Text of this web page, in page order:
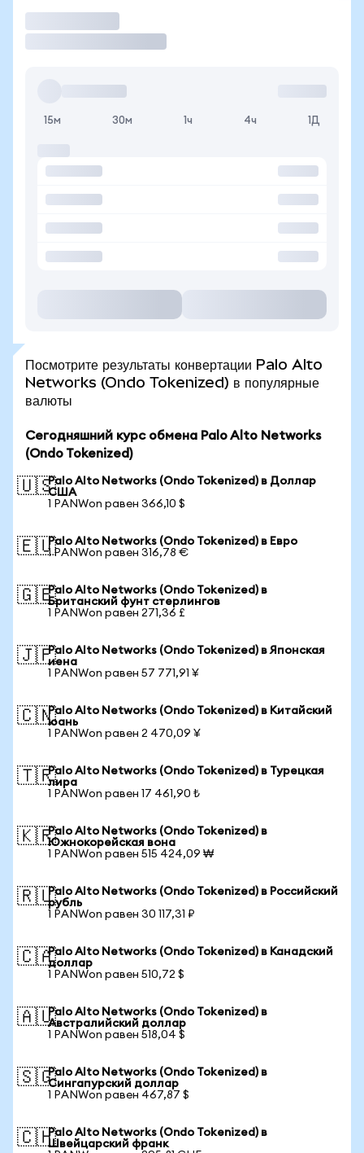
15м 30м 1ч 4ч 1Д
Посмотрите результаты конвертации Palo Alto
Networks (Ondo Tokenized) в популярные
валюты
Сегодняшний курс обмена Palo Alto Networks
(Ondo Tokenized)
🇺🇸Palo Alto Networks (Ondo Tokenized) в Доллар
США
1 PANWon равен 366,10 $
🇪🇺Palo Alto Networks (Ondo Tokenized) в Евро
1 PANWon равен 316,78 €
🇬🇧Palo Alto Networks (Ondo Tokenized) в
Британский фунт стерлингов
1 PANWon равен 271,36 £
🇯🇵Palo Alto Networks (Ondo Tokenized) в Японская
иена
1 PANWon равен 57 771,91 ¥
🇨🇳Palo Alto Networks (Ondo Tokenized) в Китайский
юань
1 PANWon равен 2 470,09 ¥
🇹🇷Palo Alto Networks (Ondo Tokenized) в Турецкая
лира
1 PANWon равен 17 461,90 ₺
🇰🇷Palo Alto Networks (Ondo Tokenized) в
Южнокорейская вона
1 PANWon равен 515 424,09 ₩
🇷🇺Palo Alto Networks (Ondo Tokenized) в Российский
рубль
1 PANWon равен 30 117,31 ₽
🇨🇦Palo Alto Networks (Ondo Tokenized) в Канадский
доллар
1 PANWon равен 510,72 $
🇦🇺Palo Alto Networks (Ondo Tokenized) в
Австралийский доллар
1 PANWon равен 518,04 $
🇸🇬Palo Alto Networks (Ondo Tokenized) в
Сингапурский доллар
1 PANWon равен 467,87 $
🇨🇭Palo Alto Networks (Ondo Tokenized) в
Швейцарский франк